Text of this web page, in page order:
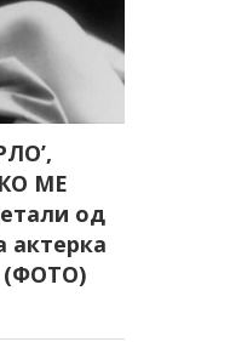
МЕ
од
актерка
(ФОТО)